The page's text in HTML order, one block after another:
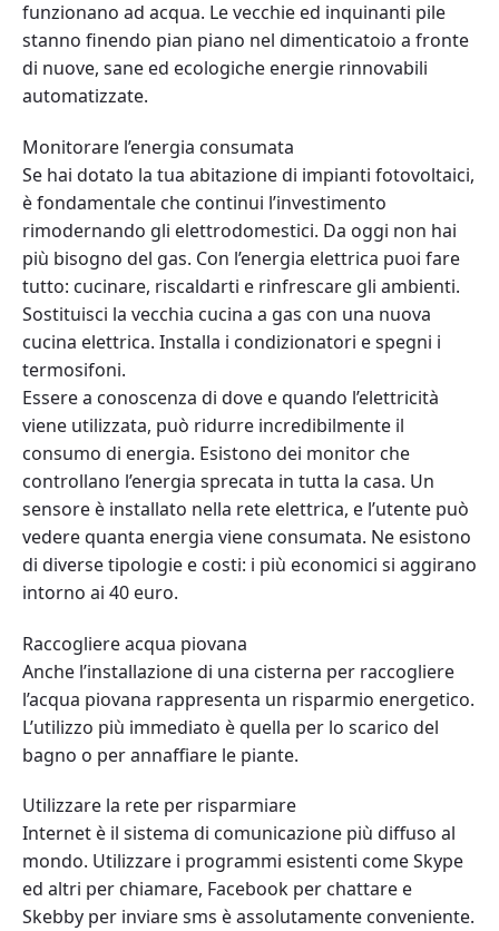
funzionano ad acqua. Le vecchie ed inquinanti pile
stanno finendo pian piano nel dimenticatoio a fronte
di nuove, sane ed ecologiche energie rinnovabili
automatizzate.
Monitorare l’energia consumata
Se hai dotato la tua abitazione di impianti fotovoltaici,
è fondamentale che continui l’investimento
rimodernando gli elettrodomestici. Da oggi non hai
più bisogno del gas. Con l’energia elettrica puoi fare
tutto: cucinare, riscaldarti e rinfrescare gli ambienti.
Sostituisci la vecchia cucina a gas con una nuova
cucina elettrica. Installa i condizionatori e spegni i
termosifoni.
Essere a conoscenza di dove e quando l’elettricità
viene utilizzata, può ridurre incredibilmente il
consumo di energia. Esistono dei monitor che
controllano l’energia sprecata in tutta la casa. Un
sensore è installato nella rete elettrica, e l’utente può
vedere quanta energia viene consumata. Ne esistono
di diverse tipologie e costi: i più economici si aggirano
intorno ai 40 euro.
Raccogliere acqua piovana
Anche l’installazione di una cisterna per raccogliere
l’acqua piovana rappresenta un risparmio energetico.
L’utilizzo più immediato è quella per lo scarico del
bagno o per annaffiare le piante.
Utilizzare la rete per risparmiare
Internet è il sistema di comunicazione più diffuso al
mondo. Utilizzare i programmi esistenti come Skype
ed altri per chiamare, Facebook per chattare e
Skebby per inviare sms è assolutamente conveniente.